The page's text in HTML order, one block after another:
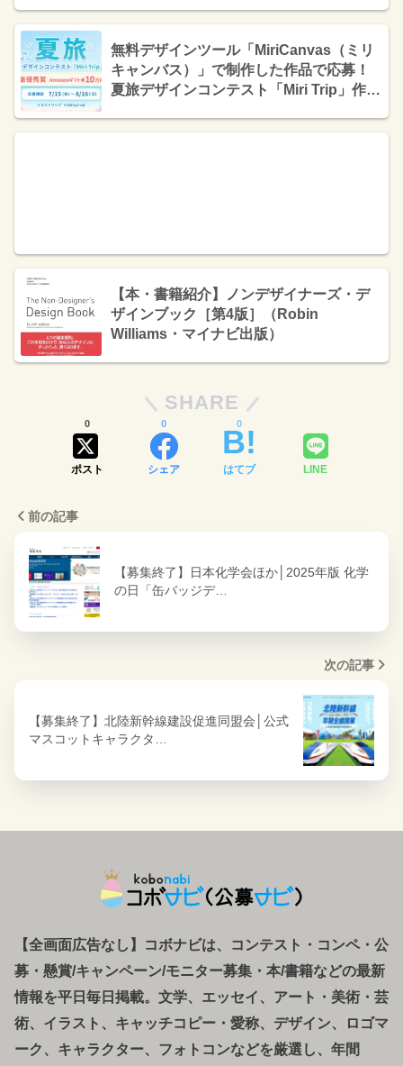
無料デザインツール「MiriCanvas（ミリ
キャンバス）」で制作した作品で応募！
夏旅デザインコンテスト「Miri Trip」作品
分］
【本・書籍紹介】ノンデザイナーズ・デ
ザインブック［第4版］（Robin
Williams・マイナビ出版）
SHARE
ポスト
0
シェア
0
はてブ
0
LINE
前の記事
【募集終了】日本化学会ほか│2025年版 化学
の日「缶バッジデ…
次の記事
【募集終了】北陸新幹線建設促進同盟会│公式
マスコットキャラクタ…
【全画面広告なし】コボナビは、コンテスト・コンペ・ 公
募 ・ 懸賞/キャンペーン/モニター募集・本/書籍などの最新
情報を平日毎日掲載。文学、エッセイ、アート・美術・芸
術、イラスト、キャッチコピー・愛称、デザイン、ロゴマ
ーク、キャラクター、フォトコンなどを厳選し、年間